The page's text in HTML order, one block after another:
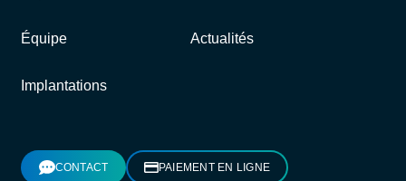
Équipe Actualités
Implantations
CONTACT PAIEMENT EN LIGNE